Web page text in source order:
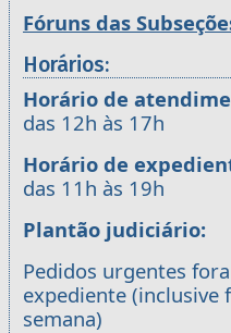
Fóruns das
Horários:
Horário de
das 12h às 17h
Horário de
das 11h às 19h
Plantão judiciário:
Pedidos urgentes
expediente (inclusive
semana)